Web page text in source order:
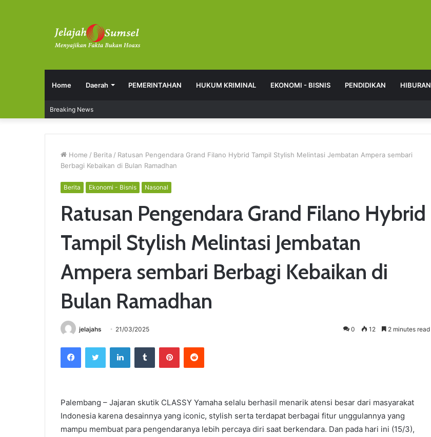
Home Daerah PEMERINTAHAN HUKUM KRIMINAL EKONOMI - BISNIS PENDIDIKAN HIBURAN
Breaking News
Home / Berita / Ratusan Pengendara Grand Filano Hybrid Tampil Stylish Melintasi Jembatan Ampera sembari
Berbagi Kebaikan di Bulan Ramadhan
Berita Ekonomi - Bisnis Nasonal
Ratusan Pengendara Grand Filano Hybrid
Tampil Stylish Melintasi Jembatan
Ampera sembari Berbagi Kebaikan di
Bulan Ramadhan
jelajahs 21/03/2025 0 12 2 minutes read
Palembang – Jajaran skutik CLASSY Yamaha selalu berhasil menarik atensi besar dari masyarakat
Indonesia karena desainnya yang iconic, stylish serta terdapat berbagai fitur unggulannya yang
mampu membuat para pengendaranya lebih percaya diri saat berkendara. Dan pada hari ini (15/3),